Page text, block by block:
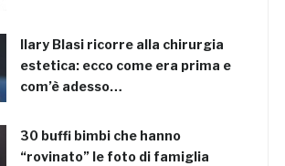
Ilary Blasi ricorre alla chirurgia
estetica: ecco come era prima e
com’è adesso…
30 buffi bimbi che hanno
“rovinato” le foto di famiglia